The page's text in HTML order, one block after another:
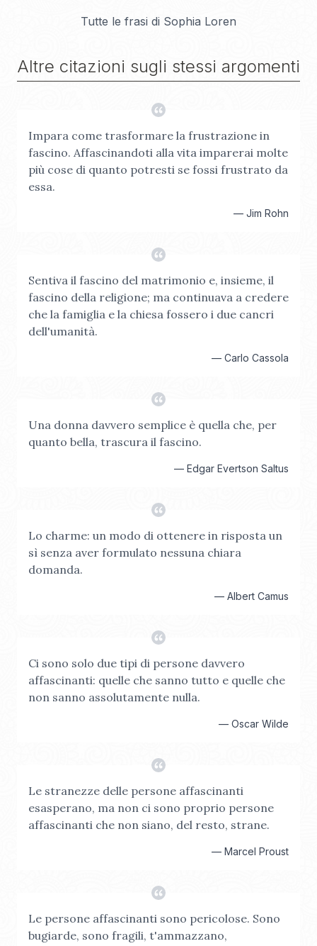
Tutte le frasi di Sophia Loren
Altre citazioni sugli stessi argomenti
Impara come trasformare la frustrazione in
fascino. Affascinandoti alla vita imparerai molte
più cose di quanto potresti se fossi frustrato da
essa.
— Jim Rohn
Sentiva il fascino del matrimonio e, insieme, il
fascino della religione; ma continuava a credere
che la famiglia e la chiesa fossero i due cancri
dell'umanità.
— Carlo Cassola
Una donna davvero semplice è quella che, per
quanto bella, trascura il fascino.
— Edgar Evertson Saltus
Lo charme: un modo di ottenere in risposta un
sì senza aver formulato nessuna chiara
domanda.
— Albert Camus
Ci sono solo due tipi di persone davvero
affascinanti: quelle che sanno tutto e quelle che
non sanno assolutamente nulla.
— Oscar Wilde
Le stranezze delle persone affascinanti
esasperano, ma non ci sono proprio persone
affascinanti che non siano, del resto, strane.
— Marcel Proust
Le persone affascinanti sono pericolose. Sono
bugiarde, sono fragili, t'ammazzano,